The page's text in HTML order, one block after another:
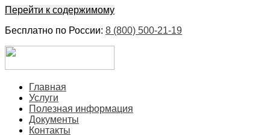
Перейти к содержимому
Бесплатно по России: 8 (800) 500-21-19
БыстроГлавная
Услуги
Полезная информация
Документы
Контакты